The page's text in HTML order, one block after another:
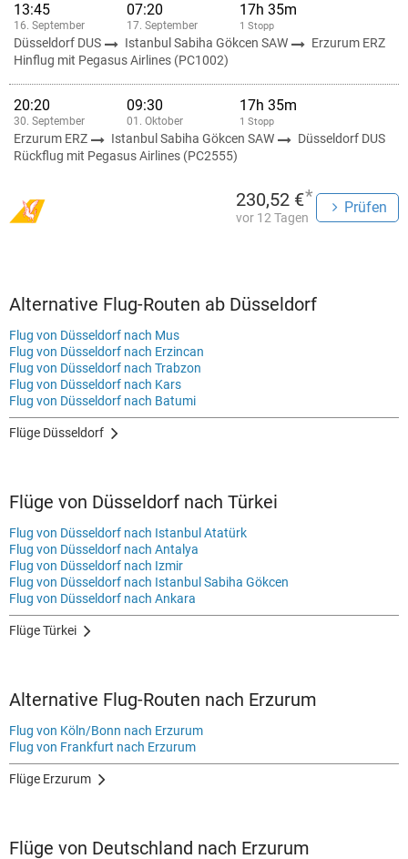
13:45
16. September
07:20
17. September
17h 35m
1 Stopp
Düsseldorf DUS Istanbul Sabiha Gökcen SAW
Erzurum ERZ
Hinflug mit Pegasus Airlines (PC1002)
20:20
30. September
09:30
01. Oktober
17h 35m
1 Stopp
Erzurum ERZ Istanbul Sabiha Gökcen SAW
Düsseldorf DUS
Rückflug mit Pegasus Airlines (PC2555)
230,52 €*
vor 12 Tagen
Prüfen
Alternative Flug-Routen ab Düsseldorf
Flug von Düsseldorf nach Mus
Flug von Düsseldorf nach Erzincan
Flug von Düsseldorf nach Trabzon
Flug von Düsseldorf nach Kars
Flug von Düsseldorf nach Batumi
Flüge Düsseldorf
Flüge von Düsseldorf nach Türkei
Flug von Düsseldorf nach Istanbul Atatürk
Flug von Düsseldorf nach Antalya
Flug von Düsseldorf nach Izmir
Flug von Düsseldorf nach Istanbul Sabiha Gökcen
Flug von Düsseldorf nach Ankara
Flüge Türkei
Alternative Flug-Routen nach Erzurum
Flug von Köln/Bonn nach Erzurum
Flug von Frankfurt nach Erzurum
Flüge Erzurum
Flüge von Deutschland nach Erzurum